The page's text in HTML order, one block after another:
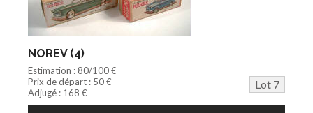
NOREV (4)
Estimation : 80/100 €
Prix de départ : 50 €
Lot 7
Adjugé : 168 €